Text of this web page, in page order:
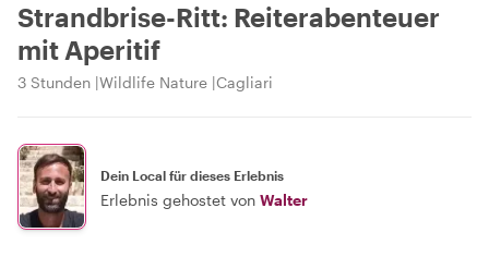
Strandbrise-Ritt: Reiterabenteuer
mit Aperitif
3 Stunden Wildlife Nature Cagliari
Dein Local für dieses Erlebnis
Erlebnis gehostet von Walter